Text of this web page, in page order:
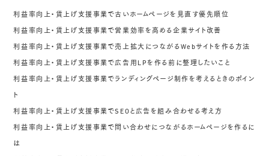
利益率向上・賃上げ支援事業で古いホームページを見直す優先順位
利益率向上・賃上げ支援事業で営業効率を高める企業サイト改善
利益率向上・賃上げ支援事業で売上拡大につながるWebサイトを作る方法
利益率向上・賃上げ支援事業で広告用LPを作る前に整理したいこと
利益率向上・賃上げ支援事業でランディングページ制作を考えるときのポイン
ト
利益率向上・賃上げ支援事業でSEOと広告を組み合わせる考え方
利益率向上・賃上げ支援事業で問い合わせにつながるホームページを作るに
は